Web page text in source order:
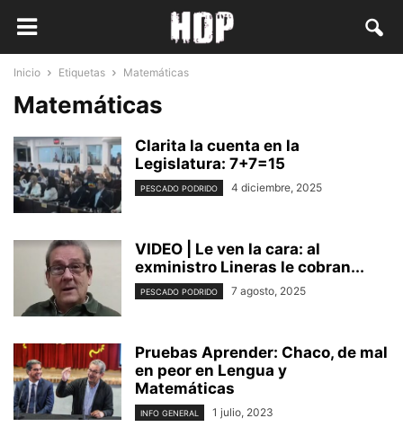
Inicio Etiquetas Matemáticas
Matemáticas
Clarita la cuenta en la
Legislatura: 7+7=15
PESCADO PODRIDO 4 diciembre, 2025
VIDEO | Le ven la cara: al
exministro Lineras le cobran...
PESCADO PODRIDO 7 agosto, 2025
Pruebas Aprender: Chaco, de mal
en peor en Lengua y
Matemáticas
INFO GENERAL 1 julio, 2023